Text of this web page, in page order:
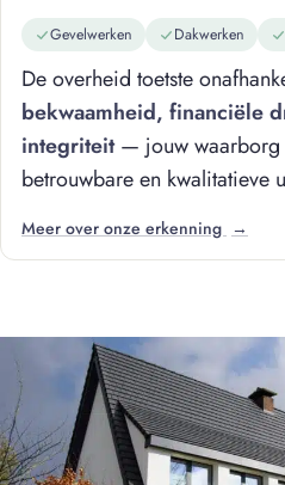
Gevelwerken Dakwerken
De overheid toetste
bekwaamheid, financiële
integriteit— jouw waarborg
betrouwbare en kwalitatieve
Meer over onze erkenning →